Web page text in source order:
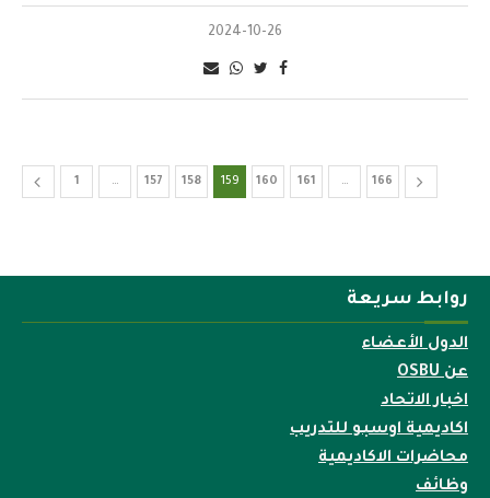
2024-10-26
1 … 157 158 159 160 161 … 166
روابط سريعة
الدول الأعضاء
عن OSBU
اخبار الاتحاد
اكاديمية اوسبو للتدريب
محاضرات الاكاديمية
وظائف